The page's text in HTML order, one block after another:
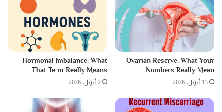
Ovarian Reserve: What Your
Numbers Really Mean
13 أبريل، 2026
Hormonal Imbalance: What
That Term Really Means
2 أبريل، 2026